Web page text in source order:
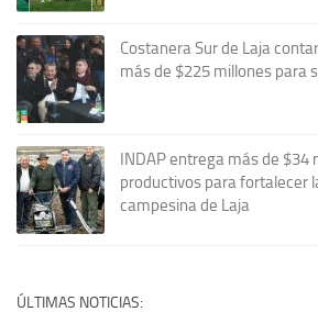
Costanera Sur de Laja
más de $225 millones para
INDAP entrega más de $34
productivos para fortalecer
campesina de Laja
ÚLTIMAS NOTICIAS: